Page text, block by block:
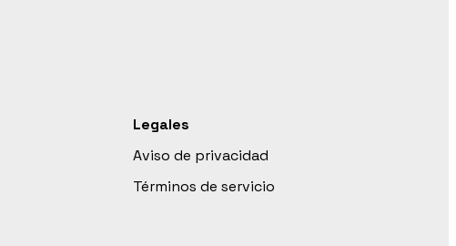
Legales
Aviso de privacidad
Términos de servicio